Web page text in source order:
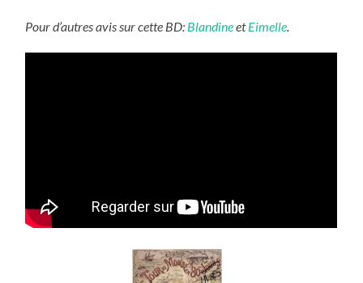
Pour d’autres avis sur cette BD: BlandineetEimelle